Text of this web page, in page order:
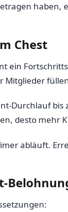
haben,
Chest
ein
Mitglieder
Durchlauf bis
desto mehr
abläuft.